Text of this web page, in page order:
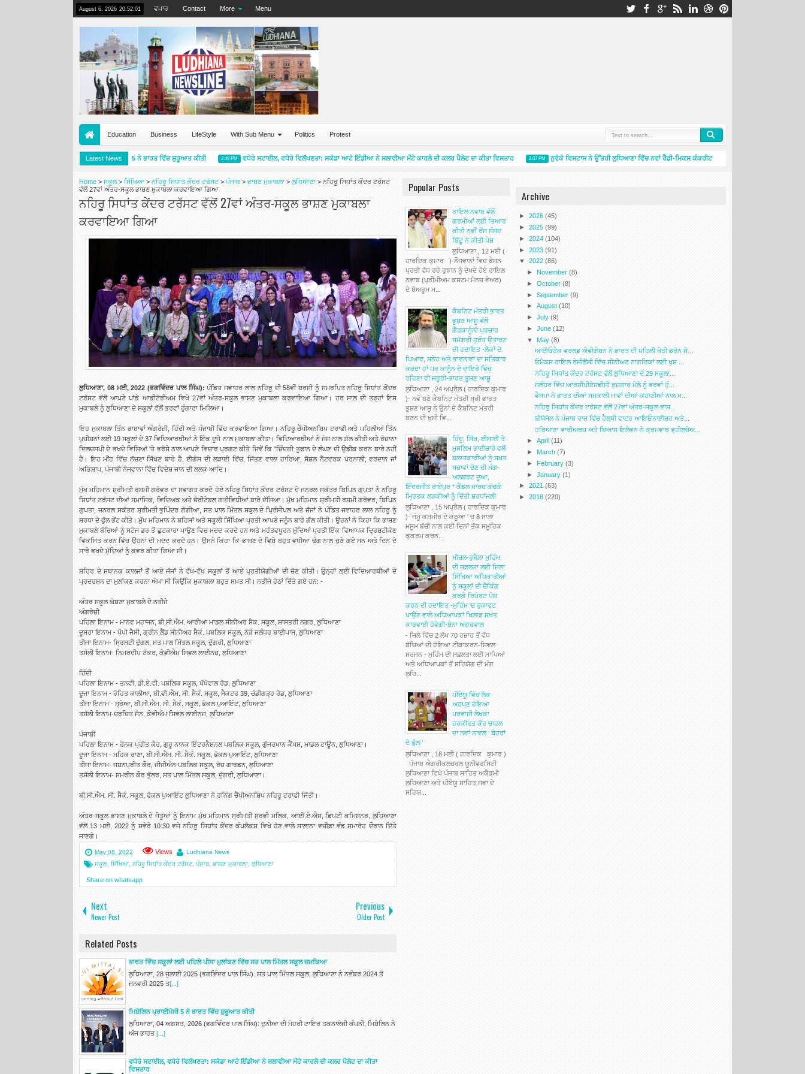
August 6, 2026 20:52:01 ਵਪਾਰ Contact More Menu
Education Business LifeStyle With Sub Menu Politics Protest
Latest News
ਮਿਸ਼ੇਲਿਨ ਪ੍ਰਾਈਮੈਸੀ 5 ਨੇ ਭਾਰਤ ਵਿੱਚ ਸ਼ੁਰੂਆਤ ਕੀਤੀ 2:49 PM ਵਧੇਰੇ ਸਟਾਈਲ, ਵਧੇਰੇ ਵਿਲੱਖਣਤਾ: ਸਕੋਡਾ ਆਟੋ ਇੰਡੀਆ ਨੇ ਸਲਾਵੀਆ ਮੋਂਟੇ ਕਾਰਲੋ ਦੀ ਕਲਰ ਪੈਲੇਟ ਦਾ ਕੀਤਾ ਵਿਸਤਾਰ 2:07 PM ਨੁਵੋਕੋ ਵਿਸਟਾਸ ਨੇ ਉੱਤਰੀ ਲੁਧਿਆਣਾ ਵਿੱਚ ਨਵਾਂ ਰੈਡੀ-ਮਿਕਸ ਕੰਕਰੀਟ ਪਲਾਂਟ ਸ਼ੁਰੂ ਕਰਕੇ ਲੁਧਿਆਣਾ ਵਿੱਚ
Home > ਸਕੂਲ> ਸਿੱਖਿਆ> ਨਹਿਰੂ ਸਿਧਾਂਤ ਕੇਂਦਰ ਟਰੱਸਟ> ਪੰਜਾਬ > ਭਾਸ਼ਣ ਮੁਕਾਬਲਾ> ਲੁਧਿਆਣਾ> ਨਹਿਰੂ ਸਿਧਾਂਤ ਕੇਂਦਰ ਟਰੱਸਟ
ਵੱਲੋਂ 27ਵਾਂ ਅੰਤਰ-ਸਕੂਲ ਭਾਸ਼ਣ ਮੁਕਾਬਲਾ ਕਰਵਾਇਆ ਗਿਆ
ਨਹਿਰੂ ਸਿਧਾਂਤ ਕੇਂਦਰ ਟਰੱਸਟ ਵੱਲੋਂ 27ਵਾਂ ਅੰਤਰ-ਸਕੂਲ ਭਾਸ਼ਣ ਮੁਕਾਬਲਾ
ਕਰਵਾਇਆ ਗਿਆ
ਲੁਧਿਆਣਾ, 08 ਮਈ, 2022 (ਭਗਵਿੰਦਰ ਪਾਲ ਸਿੰਘ): ਪੰਡਿਤ ਜਵਾਹਰ ਲਾਲ ਨਹਿਰੂ ਦੀ 58ਵੀਂ ਬਰਸੀ ਨੂੰ ਸਮਰਪਿਤ ਨਹਿਰੂ ਸਿਧਾਂਤ ਕੇਂਦਰ
ਟਰੱਸਟ ਵੱਲੋਂ ਆਪਣੇ ਪਾਂਡੇ ਆਡੀਟੋਰੀਅਮ ਵਿਖੇ 27ਵਾਂ ਅੰਤਰ-ਸਕੂਲ ਭਾਸ਼ਣ ਮੁਕਾਬਲਾ ਕਰਵਾਇਆ ਗਿਆ। ਹਰ ਸਾਲ ਦੀ ਤਰ੍ਹਾਂ ਇਸ
ਮੁਕਾਬਲੇ ਨੂੰ ਲੁਧਿਆਣਾ ਦੇ ਸਕੂਲਾਂ ਵੱਲੋਂ ਭਰਵਾਂ ਹੁੰਗਾਰਾ ਮਿਲਿਆ।
ਇਹ ਮੁਕਾਬਲਾ ਤਿੰਨ ਭਾਸ਼ਾਵਾਂ ਅੰਗਰੇਜ਼ੀ, ਹਿੰਦੀ ਅਤੇ ਪੰਜਾਬੀ ਵਿੱਚ ਕਰਵਾਇਆ ਗਿਆ। ਨਹਿਰੂ ਚੈਂਪੀਅਨਸ਼ਿਪ ਟਰਾਫੀ ਅਤੇ ਪਹਿਲੀਆਂ ਤਿੰਨ
ਪੁਜ਼ੀਸ਼ਨਾਂ ਲਈ 19 ਸਕੂਲਾਂ ਦੇ 37 ਵਿਦਿਆਰਥੀਆਂ ਨੇ ਇੱਕ ਦੂਜੇ ਨਾਲ ਮੁਕਾਬਲਾ ਕੀਤਾ। ਵਿਦਿਆਰਥੀਆਂ ਨੇ ਜੋਸ਼ ਨਾਲ ਗੱਲ ਕੀਤੀ ਅਤੇ ਰੋਜ਼ਾਨਾ
ਦਿਲਚਸਪੀ ਦੇ ਭਖਦੇ ਵਿਸ਼ਿਆਂ 'ਤੇ ਭਰੋਸੇ ਨਾਲ ਆਪਣੇ ਵਿਚਾਰ ਪ੍ਰਗਟ ਕੀਤੇ ਜਿਵੇਂ ਕਿ "ਜ਼ਿੰਦਗੀ ਤੂਫਾਨ ਦੇ ਲੰਘਣ ਦੀ ਉਡੀਕ ਕਰਨ ਬਾਰੇ ਨਹੀਂ
ਹੈ। ਇਹ ਮੀਂਹ ਵਿੱਚ ਨੱਚਣਾ ਸਿੱਖਣ ਬਾਰੇ ਹੈ, ਈਗੋਸ ਦੀ ਲੜਾਈ ਵਿੱਚ, ਜਿੱਤਣ ਵਾਲਾ ਹਾਰਿਆ, ਸੋਸ਼ਲ ਨੈਟਵਰਕ ਪਰਨਾਲੀ, ਵਰਦਾਨ ਜਾਂ
ਅਭਿਸ਼ਾਪ, ਪੰਜਾਬੀ ਨੌਜਵਾਨਾ ਵਿੱਚ ਵਿਦੇਸ਼ ਜਾਨ ਦੀ ਲਲਕ ਆਦਿ।
ਮੁੱਖ ਮਹਿਮਾਨ ਸ਼੍ਰੀਮਤੀ ਰਸ਼ਮੀ ਗਰੋਵਰ ਦਾ ਸਵਾਗਤ ਕਰਦੇ ਹੋਏ ਨਹਿਰੂ ਸਿਧਾਂਤ ਕੇਂਦਰ ਟਰੱਸਟ ਦੇ ਜਨਰਲ ਸਕੱਤਰ ਬਿਪਿਨ ਗੁਪਤਾ ਨੇ ਨਹਿਰੂ
ਸਿਧਾਂਤ ਟਰੱਸਟ ਦੀਆਂ ਸਮਾਜਿਕ, ਵਿਦਿਅਕ ਅਤੇ ਚੈਰੀਟੇਬਲ ਗਤੀਵਿਧੀਆਂ ਬਾਰੇ ਦੱਸਿਆ। ਮੁੱਖ ਮਹਿਮਾਨ ਸ਼੍ਰੀਮਤੀ ਰਸ਼ਮੀ ਗਰੋਵਰ, ਬਿਪਿਨ
ਗੁਪਤਾ, ਜਨਰਲ ਸਕੱਤਰ ਸ਼੍ਰੀਮਤੀ ਭੁਪਿੰਦਰ ਗੋਗੀਆ, ਸਤ ਪਾਲ ਮਿੱਤਲ ਸਕੂਲ ਦੇ ਪ੍ਰਿੰਸੀਪਲ ਅਤੇ ਜੱਜਾਂ ਨੇ ਪੰਡਿਤ ਜਵਾਹਰ ਲਾਲ ਨਹਿਰੂ ਨੂੰ
ਸ਼ਰਧਾ ਦੇ ਫੁੱਲ ਭੇਂਟ ਕੀਤੇ। ਮੁੱਖ ਮਹਿਮਾਨ ਨੇ ਬਹਿਸਾਂ ਅਤੇ ਸਕੂਲੀ ਸਿੱਖਿਆ ਪ੍ਰਤੀ ਆਪਣੇ ਜਨੂੰਨ ਬਾਰੇ ਗੱਲ ਕੀਤੀ। ਉਹਨਾਂ ਨੇ ਕਿਹਾ ਕਿ ਭਾਸ਼ਣ
ਮੁਕਾਬਲੇ ਬੱਚਿਆਂ ਨੂੰ ਸਟੇਜ ਡਰ ਤੋਂ ਛੁਟਕਾਰਾ ਪਾਉਣ ਵਿਚ ਮਦਦ ਕਰਦੇ ਹਨ ਅਤੇ ਮਹੱਤਵਪੂਰਨ ਮੁੱਦਿਆਂ ਪ੍ਰਤੀ ਇੱਕ ਵਿਆਪਕ ਦ੍ਰਿਸ਼ਟੀਕੋਣ
ਵਿਕਸਿਤ ਕਰਨ ਵਿੱਚ ਉਹਨਾਂ ਦੀ ਮਦਦ ਕਰਦੇ ਹਨ। ਉਸਨੇ ਕਿਹਾ ਕਿ ਭਾਸ਼ਣ ਦੇ ਵਿਸ਼ੇ ਬਹੁਤ ਵਧੀਆ ਢੰਗ ਨਾਲ ਚੁਣੇ ਗਏ ਸਨ ਅਤੇ ਦਿਨ ਦੇ
ਸਾਰੇ ਭਖਦੇ ਮੁੱਦਿਆਂ ਨੂੰ ਕਵਰ ਕੀਤਾ ਗਿਆ ਸੀ।
ਸ਼ਹਿਰ ਦੇ ਸਥਾਨਕ ਕਾਲਜਾਂ ਤੋਂ ਆਏ ਜੱਜਾਂ ਨੇ ਵੱਖ-ਵੱਖ ਸਕੂਲਾਂ ਤੋਂ ਆਏ ਪ੍ਰਤੀਯੋਗੀਆਂ ਦੀ ਚੋਣ ਕੀਤੀ। ਉਨ੍ਹਾਂ ਲਈ ਵਿਦਿਆਰਥੀਆਂ ਦੇ
ਪ੍ਰਦਰਸ਼ਨ ਦਾ ਮੁਲਾਂਕਣ ਕਰਨਾ ਔਖਾ ਸੀ ਕਿਉਂਕਿ ਮੁਕਾਬਲਾ ਬਹੁਤ ਸਖ਼ਤ ਸੀ। ਨਤੀਜੇ ਹੇਠਾਂ ਦਿੱਤੇ ਗਏ ਹਨ: -
ਅੰਤਰ ਸਕੂਲ ਘੋਸ਼ਣਾ ਮੁਕਾਬਲੇ ਦੇ ਨਤੀਜੇ
ਅੰਗਰੇਜ਼ੀ
ਪਹਿਲਾ ਇਨਾਮ - ਮਾਨਵ ਮਹਾਜਨ, ਬੀ.ਸੀ.ਐਮ. ਆਰੀਆ ਮਾਡਲ ਸੀਨੀਅਰ ਸੈਕ. ਸਕੂਲ, ਸ਼ਾਸਤਰੀ ਨਗਰ, ਲੁਧਿਆਣਾ
ਦੂਸਰਾ ਇਨਾਮ - ਪੋਪੀ ਜੈਸੀ, ਗ੍ਰੀਨ ਲੈਂਡ ਸੀਨੀਅਰ ਸੈਕੰ. ਪਬਲਿਕ ਸਕੂਲ, ਨੇੜੇ ਜਲੰਧਰ ਬਾਈਪਾਸ, ਲੁਧਿਆਣਾ
ਤੀਜਾ ਇਨਾਮ- ਸ੍ਰਿਸ਼ਟੀ ਦੁੱਗਲ, ਸਤ ਪਾਲ ਮਿੱਤਲ ਸਕੂਲ, ਦੁੱਗਰੀ, ਲੁਧਿਆਣਾ
ਤਸੱਲੀ ਇਨਾਮ- ਨਿਮਰਦੀਪ ਟੱਕਰ, ਕੇਵੀਐਮ ਸਿਵਲ ਲਾਈਨਜ਼, ਲੁਧਿਆਣਾ
ਹਿੰਦੀ
ਪਹਿਲਾ ਇਨਾਮ - ਤਨਵੀ, ਡੀ.ਏ.ਵੀ. ਪਬਲਿਕ ਸਕੂਲ, ਪੱਖੋਵਾਲ ਰੋਡ, ਲੁਧਿਆਣਾ
ਦੂਜਾ ਇਨਾਮ - ਰੋਹਿਤ ਕਾਲੀਆ, ਬੀ.ਵੀ.ਐਮ. ਸੀ. ਸੈਕੰ. ਸਕੂਲ, ਸੈਕਟਰ 39, ਚੰਡੀਗੜ੍ਹ ਰੋਡ, ਲੁਧਿਆਣਾ
ਤੀਜਾ ਇਨਾਮ - ਸ਼੍ਰੇਆ, ਬੀ.ਸੀ.ਐਮ. ਸੀ. ਸੈਕੰ. ਸਕੂਲ, ਫੋਕਲ ਪੁਆਇੰਟ, ਲੁਧਿਆਣਾ
ਤਸੱਲੀ ਇਨਾਮ-ਚਰਚਿਤ ਜੈਨ, ਕੇਵੀਐਮ ਸਿਵਲ ਲਾਈਨਜ਼, ਲੁਧਿਆਣਾ
ਪੰਜਾਬੀ
ਪਹਿਲਾ ਇਨਾਮ - ਰੌਨਕ ਪ੍ਰੀਤ ਕੌਰ, ਗੁਰੂ ਨਾਨਕ ਇੰਟਰਨੈਸ਼ਨਲ ਪਬਲਿਕ ਸਕੂਲ, ਗੁੱਜਰਖਾਨ ਕੈਂਪਸ, ਮਾਡਲ ਟਾਊਨ, ਲੁਧਿਆਣਾ।
ਦੂਜਾ ਇਨਾਮ - ਮਹਿਕ ਰਾਣਾ, ਬੀ.ਸੀ.ਐਮ. ਸੀ. ਸੈਕੰ. ਸਕੂਲ, ਫੋਕਲ ਪੁਆਇੰਟ, ਲੁਧਿਆਣਾ
ਤੀਜਾ ਇਨਾਮ- ਜਸ਼ਨਪ੍ਰੀਤ ਕੌਰ, ਜੀਜੀਐਨ ਪਬਲਿਕ ਸਕੂਲ, ਰੋਜ਼ ਗਾਰਡਨ, ਲੁਧਿਆਣਾ
ਤਸੱਲੀ ਇਨਾਮ- ਸਮਰੀਨ ਕੌਰ ਭੁੱਲਰ, ਸਤ ਪਾਲ ਮਿੱਤਲ ਸਕੂਲ, ਦੁੱਗਰੀ, ਲੁਧਿਆਣਾ।
ਬੀ.ਸੀ.ਐਮ. ਸੀ. ਸੈਕੰ. ਸਕੂਲ, ਫੋਕਲ ਪੁਆਇੰਟ ਲੁਧਿਆਣਾ ਨੇ ਰਨਿੰਗ ਚੈਂਪੀਅਨਸ਼ਿਪ ਨਹਿਰੂ ਟਰਾਫੀ ਜਿੱਤੀ।
ਅੰਤਰ-ਸਕੂਲ ਭਾਸ਼ਣ ਮੁਕਾਬਲੇ ਦੇ ਜੇਤੂਆਂ ਨੂੰ ਇਨਾਮ ਮੁੱਖ ਮਹਿਮਾਨ ਸ੍ਰੀਮਤੀ ਸੁਰਭੀ ਮਲਿਕ, ਆਈ.ਏ.ਐਸ, ਡਿਪਟੀ ਕਮਿਸ਼ਨਰ, ਲੁਧਿਆਣਾ
ਵੱਲੋਂ 13 ਮਈ, 2022 ਨੂੰ ਸਵੇਰੇ 10:30 ਵਜੇ ਨਹਿਰੂ ਸਿਧਾਂਤ ਕੇਂਦਰ ਕੰਪਲੈਕਸ ਵਿਖੇ ਹੋਣ ਵਾਲੇ ਸਾਲਾਨਾ ਵਜ਼ੀਫ਼ਾ ਵੰਡ ਸਮਾਰੋਹ ਦੌਰਾਨ ਦਿੱਤੇ
ਜਾਣਗੇ।
May 08, 2022 Views
Ludhiana News
ਸਕੂਲ, ਸਿੱਖਿਆ, ਨਹਿਰੂ ਸਿਧਾਂਤ ਕੇਂਦਰ ਟਰੱਸਟ, ਪੰਜਾਬ, ਭਾਸ਼ਣ ਮੁਕਾਬਲਾ, ਲੁਧਿਆਣਾ
Share on whatsapp
Next
Newer Post
Previous
Older Post
Related Posts
ਭਾਰਤ ਵਿੱਚ ਸਕੂਲਾਂ ਲਈ ਪਹਿਲੇ ਪੀਸਾ ਮੁਲਾਂਕਣ ਵਿੱਚ ਸਤ ਪਾਲ ਮਿੱਤਲ ਸਕੂਲ ਚਮਕਿਆ
ਲੁਧਿਆਣਾ, 28 ਜੁਲਾਈ 2025 (ਭਗਵਿੰਦਰ ਪਾਲ ਸਿੰਘ): ਸਤ ਪਾਲ ਮਿੱਤਲ ਸਕੂਲ, ਲੁਧਿਆਣਾ ਨੇ ਨਵੰਬਰ 2024 ਤੋਂ
ਜਨਵਰੀ 2025 ਤ[...]
ਮਿਸ਼ੇਲਿਨ ਪ੍ਰਾਈਮੈਸੀ 5 ਨੇ ਭਾਰਤ ਵਿੱਚ ਸ਼ੁਰੂਆਤ ਕੀਤੀ
ਲੁਧਿਆਣਾ, 04 ਅਗਸਤ, 2026 (ਭਗਵਿੰਦਰ ਪਾਲ ਸਿੰਘ): ਦੁਨੀਆ ਦੀ ਮੋਹਰੀ ਟਾਇਰ ਤਕਨਾਲੋਜੀ ਕੰਪਨੀ, ਮਿਸ਼ੇਲਿਨ ਨੇ
ਅੱਜ ਭਾਰਤ [...]
ਵਧੇਰੇ ਸਟਾਈਲ, ਵਧੇਰੇ ਵਿਲੱਖਣਤਾ: ਸਕੋਡਾ ਆਟੋ ਇੰਡੀਆ ਨੇ ਸਲਾਵੀਆ ਮੋਂਟੇ ਕਾਰਲੋ ਦੀ ਕਲਰ ਪੈਲੇਟ ਦਾ ਕੀਤਾ
ਵਿਸਤਾਰ
Archive
► 2026 (45)
► 2025 (99)
► 2024 (104)
► 2023 (91)
▼ 2022 (86)
► November(8)
►October(8)
►September(9)
►August(10)
►July(9)
►June(12)
▼May(8)
ਆਈਓਟੈਕ ਵਰਲਡ ਐਵੀਗੇਸ਼ਨ ਨੇ ਭਾਰਤ ਦੀ ਪਹਿਲੀ ਖੇਤੀ ਡਰੋਨ ਸੇ...
ਓਮੈਕਸ ਰਾਇਲ ਰੇਜੀਡੈਂਸੀ ਵਿੱਚ ਸੀਨੀਅਰ ਨਾਗਰਿਕਾਂ ਲਈ ਖੁਸ਼ ...
ਨਹਿਰੂ ਸਿਧਾਂਤ ਕੇਂਦਰ ਟਰੱਸਟ ਵੱਲੋਂ ਲੁਧਿਆਣਾ ਦੇ 29 ਸਕੂਲਾ...
ਜਲੰਧਰ ਵਿੱਚ ਆਰਸੀਪੀਏਸਡੀਸੀ ਰੁਜ਼ਗਾਰ ਮੇਲੇ ਨੂੰ ਭਰਵਾਂ ਹੁੰ...
ਵੈਸਪਾ ਨੇ ਭਾਰਤ ਦੀਆਂ ਸਮਕਾਲੀ ਮਾਵਾਂ ਦੀਆਂ ਕਹਾਣੀਆਂ ਨਾਲ ਮ...
ਨਹਿਰੂ ਸਿਧਾਂਤ ਕੇਂਦਰ ਟਰੱਸਟ ਵੱਲੋਂ 27ਵਾਂ ਅੰਤਰ-ਸਕੂਲ ਭਾਸ਼...
ਬੀਥੋਸੋਲ ਨੇ ਪੰਜਾਬ ਰਾਜ ਵਿੱਚ ਹੈਲਥੀ ਵਾਟਰ ਆਇਓਨਾਈਜ਼ਰ ਅਤੇ...
ਹਰਿਆਣਾ ਵਾਰੀਅਰਜ਼ ਅਤੇ ਬਿਆਸ ਇਲੈਵਨ ਨੇ ਕ੍ਰਮਵਾਰ ਵ੍ਹੀਲਚੇਅ...
►April(11)
► March(7)
►February(3)
►January(1)
► 2021 (63)
► 2018 (220)
Popular Posts
ਰਾਇਲ ਨਵਾਬ ਵੱਲੋਂ
ਗਰਮੀਆਂ ਲਈ ਤਿਆਰ
ਕੀਤੀ ਨਵੀਂ ਰੇਂਜ ਸੰਸਦ
ਬਿੱਟੂ ਨੇ ਕੀਤੀ ਪੇਸ਼
ਲੁਧਿਆਣਾ , 12 ਮਈ (
ਹਾਰਦਿਕ ਕੁਮਾਰ )-ਨੌਜਵਾਨਾਂ ਵਿਚ ਫੈਸ਼ਨ
ਪ੍ਰਤੀ ਵੱਧ ਰਹੇ ਰੁਝਾਨ ਨੂੰ ਦੇਖਦੇ ਹੋਏ ਰਾਇਲ
ਨਵਾਬ (ਪ੍ਰੀਮੀਅਮ ਕਸਟਮ ਮੈਨਜ਼ ਵੇਅਰ)
ਦੇ ਸ਼ੋਅਰੂਮ ਮ...
ਕੈਬਨਿਟ ਮੰਤਰੀ ਭਾਰਤ
ਭੂਸ਼ਣ ਆਸ਼ੂ ਵੱਲੋਂ
ਗੈਰਕਾਨੂੰਨੀ ਪ੍ਰਚਾਰ
ਸਮੱਗਰੀ ਤੁਰੰਤ ਉਤਾਰਨ
ਦੀ ਹਦਾਇਤ -ਲੋਕਾਂ ਦੇ
ਪਿਆਰ, ਸਨੇਹ ਅਤੇ ਭਾਵਨਾਵਾਂ ਦਾ ਸਤਿਕਾਰ
ਕਰਦਾ ਹਾਂ ਪਰ ਕਾਨੂੰਨ ਦੇ ਦਾਇਰੇ ਵਿੱਚ
ਰਹਿਣਾ ਵੀ ਜ਼ਰੂਰੀ-ਭਾਰਤ ਭੂਸ਼ਣ ਆਸ਼ੂ
ਲੁਧਿਆਣਾ , 24 ਅਪ੍ਰੈਲ ( ਹਾਰਦਿਕ ਕੁਮਾਰ
)- ਨਵੇਂ ਬਣੇ ਕੈਬਨਿਟ ਮੰਤਰੀ ਸ੍ਰੀ ਭਾਰਤ
ਭੂਸ਼ਣ ਆਸ਼ੂ ਨੇ ਉਨਾਂ ਦੇ ਕੈਬਨਿਟ ਮੰਤਰੀ
ਬਣਨ ਦੀ ਖੁਸ਼ੀ ਵਿ...
ਹਿੰਦੂ, ਸਿੱਖ, ਈਸਾਈ ਤੇ
ਮੁਸਲਿਮ ਭਾਈਚਾਰੇ ਵਲੋਂ
ਬਲਾਤਕਾਰੀਆਂ ਨੂੰ ਸਖ਼ਤ
ਸਜ਼ਾਵਾਂ ਦੇਣ ਦੀ ਮੰਗ-
ਅਲਬਰਟ ਦੂਆ,
ਇੰਦਰਜੀਤ ਰਾਏਪੁਰ * ਕੈਂਡਲ ਮਾਰਚ ਕੱਢਕੇ
ਮ੍ਰਿਤਕ ਲੜਕੀਆਂ ਨੂੰ ਦਿੱਤੀ ਸ਼ਰਧਾਂਜਲੀ
ਲੁਧਿਆਣਾ , 15 ਅਪ੍ਰੈਲ ( ਹਾਰਦਿਕ ਕੁਮਾਰ
)- ਜੰਮੂ ਕਸ਼ਮੀਰ ਦੇ ਕਠੂਆ ' ਚ 8 ਸਾਲਾ
ਮਸੂਮ ਬੱਚੀ ਨਾਲ ਕਈ ਦਿਨਾਂ ਤੱਕ ਸਮੂਹਿਕ
ਕੁਕਰਮ ਕਰਨ...
ਮੀਜ਼ਲ-ਰੁਬੈਲਾ ਮੁਹਿੰਮ
ਦੀ ਸਫ਼ਲਤਾ ਲਈ ਜ਼ਿਲਾ
ਸਿੱਖਿਆ ਅਧਿਕਾਰੀਆਂ
ਨੂੰ ਸਕੂਲਾਂ ਦੀ ਚੈਕਿੰਗ
ਕਰਕੇ ਰਿਪੋਰਟ ਪੇਸ਼
ਕਰਨ ਦੀ ਹਦਾਇਤ -ਮੁਹਿੰਮ 'ਚ ਰੁਕਾਵਟ
ਪਾਉਣ ਵਾਲੇ ਅਧਿਆਪਕਾਂ ਖਿਲਾਫ਼ ਸਖ਼ਤ
ਕਾਰਵਾਈ ਹੋਵੇਗੀ-ਸ਼ੇਨਾ ਅਗਰਵਾਲ
- ਜ਼ਿਲੇ ਵਿੱਚ 2 ਲੱਖ 70 ਹਜ਼ਾਰ ਤੋਂ ਵੱਧ
ਬੱਚਿਆਂ ਦੀ ਹੋਇਆ ਟੀਕਾਕਰਨ-ਸਿਵਲ
ਸਰਜਨ - ਮੁਹਿੰਮ ਦੀ ਸਫ਼ਲਤਾ ਲਈ ਮਾਪਿਆਂ
ਅਤੇ ਅਧਿਆਪਕਾਂ ਤੋਂ ਸਹਿਯੋਗ ਦੀ ਮੰਗ
ਲੁਧਿ...
ਪੀਏਯੂ ਵਿੱਚ ਲੋਕ
ਅਰਪਣ ਹੋਇਆ
ਪਰਵਾਸੀ ਲੇਖਕਾ
ਹਰਕੀਰਤ ਕੌਰ ਚਾਹਲ
ਦਾ ਨਵਾਂ ਨਾਵਲ ‘ ਥੋਹਰਾਂ
ਦੇ ਫੁੱਲ ’
ਲੁਧਿਆਣਾ , 18 ਮਈ ( ਹਾਰਦਿਕ ਕੁਮਾਰ )
ਪੰਜਾਬ ਐਗਰੀਕਲਚਰਲ ਯੂਨੀਵਰਸਿਟੀ
ਲੁਧਿਆਣਾ ਵਿਖੇ ਪੰਜਾਬ ਸਾਹਿਤ ਅਕੈਡਮੀ
ਲੁਧਿਆਣਾ ਅਤੇ ਪੀਏਯੂ ਸਾਹਿਤ ਸਭਾ ਦੇ
ਸਹਿਯ...